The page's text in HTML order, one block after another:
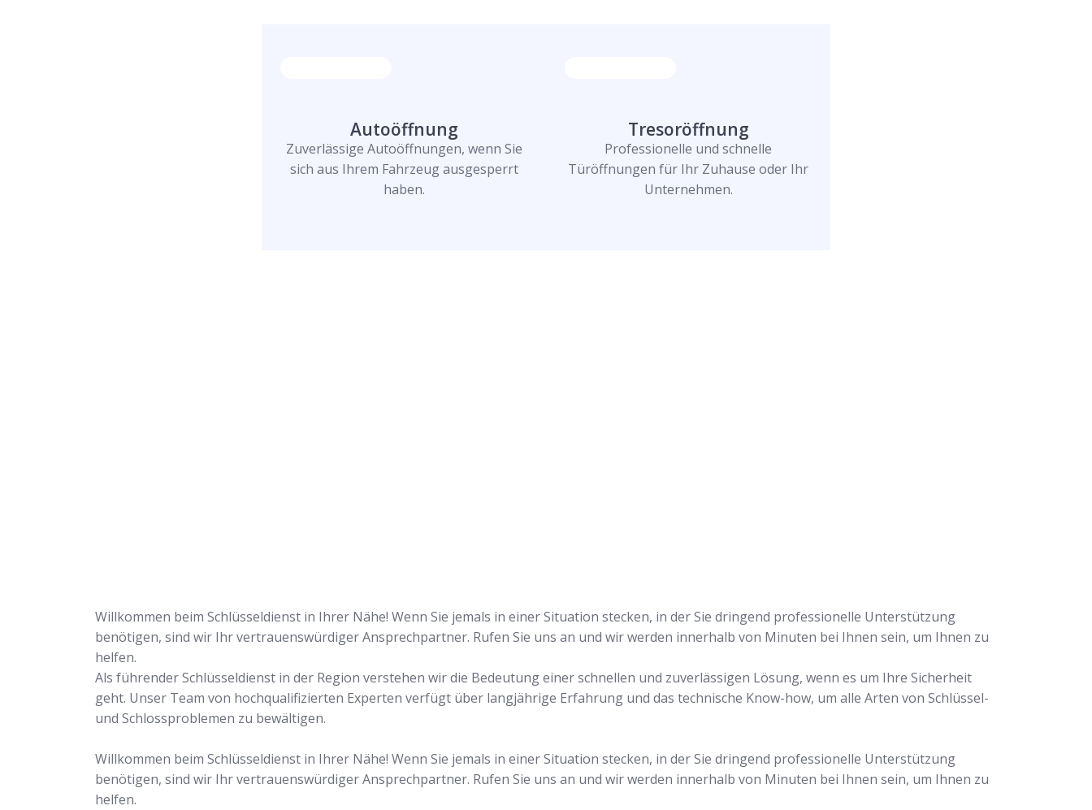
Autoöffnung
Zuverlässige Autoöffnungen, wenn Sie
sich aus Ihrem Fahrzeug ausgesperrt
haben.
Tresoröffnung
Professionelle und schnelle
Türöffnungen für Ihr Zuhause oder Ihr
Unternehmen.
Willkommen beim Schlüsseldienst in Ihrer Nähe! Wenn Sie jemals in einer Situation stecken, in der Sie dringend professionelle Unterstützung
benötigen, sind wir Ihr vertrauenswürdiger Ansprechpartner. Rufen Sie uns an und wir werden innerhalb von Minuten bei Ihnen sein, um Ihnen zu
helfen.
Als führender Schlüsseldienst in der Region verstehen wir die Bedeutung einer schnellen und zuverlässigen Lösung, wenn es um Ihre Sicherheit
geht. Unser Team von hochqualifizierten Experten verfügt über langjährige Erfahrung und das technische Know-how, um alle Arten von Schlüssel-
und Schlossproblemen zu bewältigen.
Willkommen beim Schlüsseldienst in Ihrer Nähe! Wenn Sie jemals in einer Situation stecken, in der Sie dringend professionelle Unterstützung
benötigen, sind wir Ihr vertrauenswürdiger Ansprechpartner. Rufen Sie uns an und wir werden innerhalb von Minuten bei Ihnen sein, um Ihnen zu
helfen.